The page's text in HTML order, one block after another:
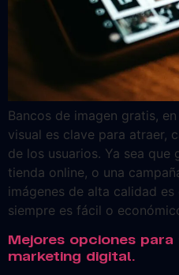
Bancos de imagen gratis,
visual es clave para atraer,
de los usuarios. Ya sea que
tienda online, o una
imágenes de alta calidad
siempre es fácil o
Mejores opciones
marketing digital.